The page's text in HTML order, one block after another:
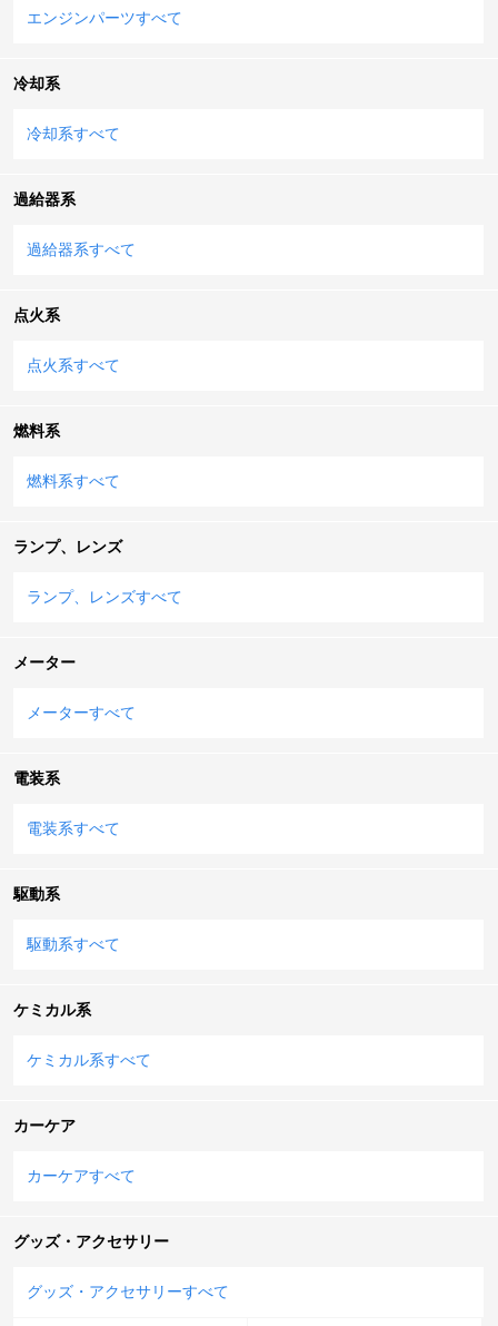
エンジンパーツすべて
冷却系
冷却系すべて
過給器系
過給器系すべて
点火系
点火系すべて
燃料系
燃料系すべて
ランプ、レンズ
ランプ、レンズすべて
メーター
メーターすべて
電装系
電装系すべて
駆動系
駆動系すべて
ケミカル系
ケミカル系すべて
カーケア
カーケアすべて
グッズ・アクセサリー
グッズ・アクセサリーすべて